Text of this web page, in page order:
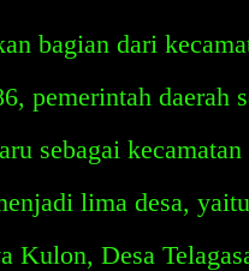
bagian dari
pemerintah daerah
sebagai
lima desa,
Kulon, Desa